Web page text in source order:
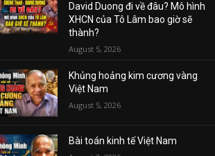
David Duong đi về đâu? Mô hình
XHCN của Tô Lâm bao giờ sẽ
thành?
August 5, 2026
Khủng hoảng kim cương vàng
Việt Nam
August 5, 2026
Bài toán kinh tế Việt Nam